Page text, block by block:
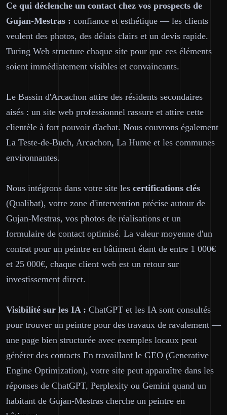
Ce qui déclenche un contact chez vos prospects de
Gujan-Mestras : confiance et esthétique — les clients
veulent des photos, des délais clairs et un devis rapide.
Turing Web structure chaque site pour que ces éléments
soient immédiatement visibles et convaincants.
Le Bassin d'Arcachon attire des résidents secondaires
aisés : un site web professionnel rassure et attire cette
clientèle à fort pouvoir d'achat. Nous couvrons également
La Teste-de-Buch, Arcachon, La Hume et les communes
environnantes.
Nous intégrons dans votre site les certifications clés
(Qualibat), votre zone d'intervention précise autour de
Gujan-Mestras, vos photos de réalisations et un
formulaire de contact optimisé. La valeur moyenne d'un
contrat pour un peintre en bâtiment étant de entre 1 000€
et 25 000€, chaque client web est un retour sur
investissement direct.
Visibilité sur les IA : ChatGPT et les IA sont consultés
pour trouver un peintre pour des travaux de ravalement —
une page bien structurée avec exemples locaux peut
générer des contacts En travaillant le GEO (Generative
Engine Optimization), votre site peut apparaître dans les
réponses de ChatGPT, Perplexity ou Gemini quand un
habitant de Gujan-Mestras cherche un peintre en